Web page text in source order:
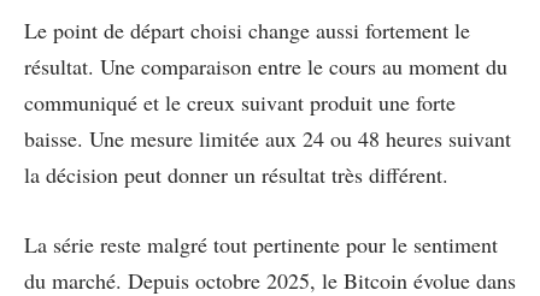
Le point de départ choisi change aussi fortement le
résultat. Une comparaison entre le cours au moment du
communiqué et le creux suivant produit une forte
baisse. Une mesure limitée aux 24 ou 48 heures suivant
la décision peut donner un résultat très différent.
La série reste malgré tout pertinente pour le sentiment
du marché. Depuis octobre 2025, le Bitcoin évolue dans